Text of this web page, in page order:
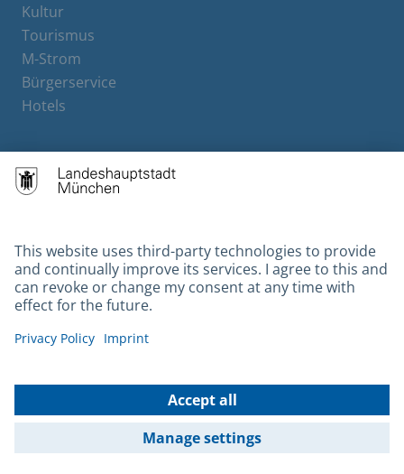
Kultur
Tourismus
M-Strom
Bürgerservice
Hotels
Contact
Gebärdensprache
Datenschutz
Kontakt
© 2026 Portal München Betriebs GmbH & Co. KG - Ein Service der
Landeshauptstadt München und der Stadtwerke München GmbH